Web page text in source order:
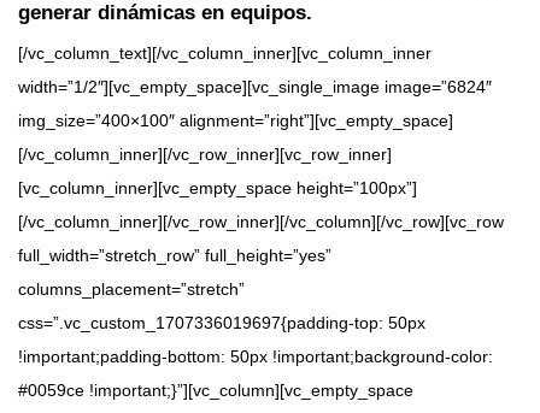
generar dinámicas en equipos.
[/vc_column_text][/vc_column_inner][vc_column_inner
width=”1/2″][vc_empty_space][vc_single_image image=”6824″
img_size=”400×100″ alignment=”right”][vc_empty_space]
[/vc_column_inner][/vc_row_inner][vc_row_inner]
[vc_column_inner][vc_empty_space height=”100px”]
[/vc_column_inner][/vc_row_inner][/vc_column][/vc_row][vc_row
full_width=”stretch_row” full_height=”yes”
columns_placement=”stretch”
css=”.vc_custom_1707336019697{padding-top: 50px
!important;padding-bottom: 50px !important;background-color:
#0059ce !important;}”][vc_column][vc_empty_space